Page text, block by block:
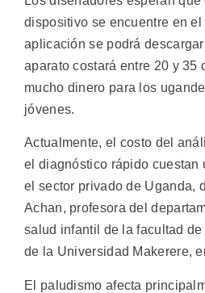
dispositivo se encuentre en el
aplicación se podrá
aparato costará entre 20 y 35
mucho dinero para los
jóvenes.
Actualmente, el costo del
el diagnóstico rápido cuestan
el sector privado de Uganda,
Achan, profesora del
salud infantil de la facultad
de la Universidad Makerere,
El paludismo afecta